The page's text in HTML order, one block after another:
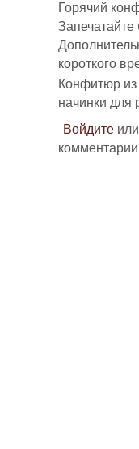
Горячий
короткого
Конфитюр из
начинки для
Войдите
комментарии